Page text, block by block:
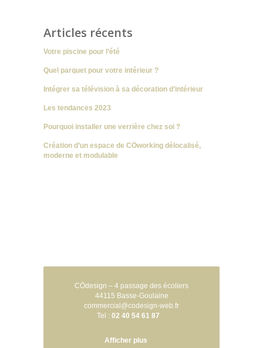
Articles récents
Votre piscine pour l’été
Quel parquet pour votre intérieur ?
Intégrer sa télévision à sa décoration d’intérieur
Les tendances 2023
Pourquoi installer une verrière chez soi ?
Création d’un espace de CÖworking délocalisé,
moderne et modulable
CÖdesign – 4 passage des écoliers
44115 Basse-Goulaine
commercial@codesign-web.fr
Tel : 02 40 54 61 87
Afficher plus